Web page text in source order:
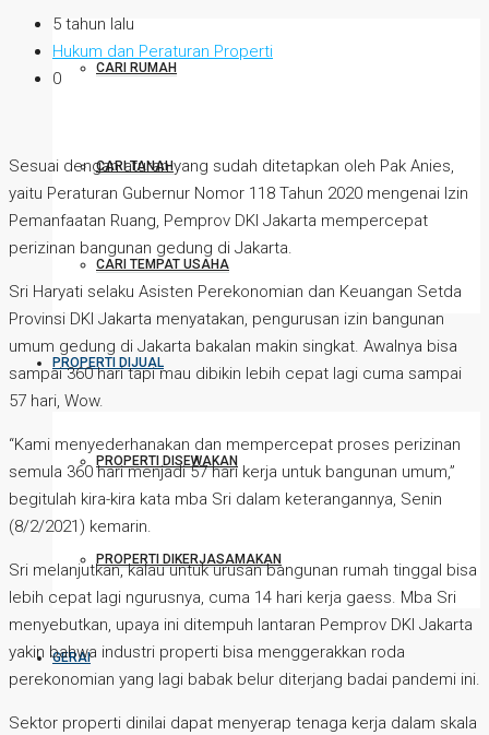
CARI RUMAH
CARI TANAH
CARI TEMPAT USAHA
PROPERTI DIJUAL
PROPERTI DISEWAKAN
PROPERTI DIKERJASAMAKAN
GERAI
5 tahun lalu
Hukum dan Peraturan Properti
0
Sesuai dengan aturan yang sudah ditetapkan oleh Pak Anies,
yaitu Peraturan Gubernur Nomor 118 Tahun 2020 mengenai Izin
Pemanfaatan Ruang, Pemprov DKI Jakarta mempercepat
perizinan bangunan gedung di Jakarta.
Sri Haryati selaku Asisten Perekonomian dan Keuangan Setda
Provinsi DKI Jakarta menyatakan, pengurusan izin bangunan
umum gedung di Jakarta bakalan makin singkat. Awalnya bisa
sampai 360 hari tapi mau dibikin lebih cepat lagi cuma sampai
57 hari, Wow.
“Kami menyederhanakan dan mempercepat proses perizinan
semula 360 hari menjadi 57 hari kerja untuk bangunan umum,”
begitulah kira-kira kata mba Sri dalam keterangannya, Senin
(8/2/2021) kemarin.
Sri melanjutkan, kalau untuk urusan bangunan rumah tinggal bisa
lebih cepat lagi ngurusnya, cuma 14 hari kerja gaess. Mba Sri
menyebutkan, upaya ini ditempuh lantaran Pemprov DKI Jakarta
yakin bahwa industri properti bisa menggerakkan roda
perekonomian yang lagi babak belur diterjang badai pandemi ini.
Sektor properti dinilai dapat menyerap tenaga kerja dalam skala